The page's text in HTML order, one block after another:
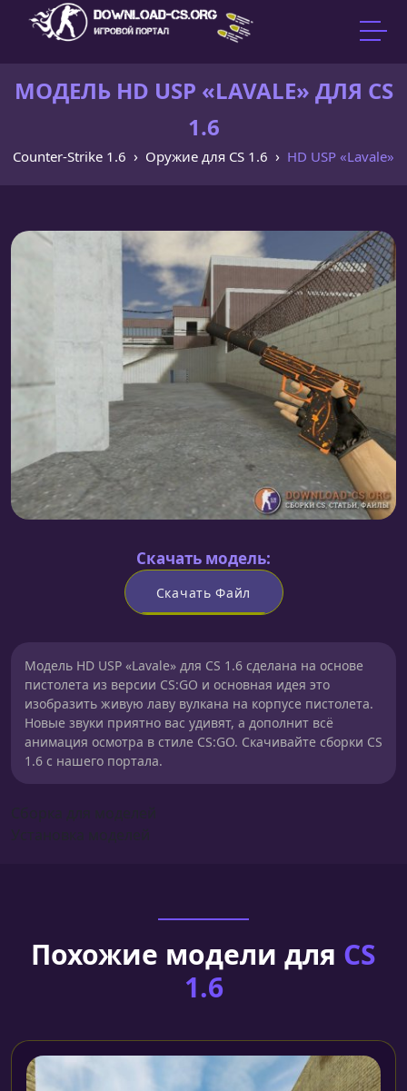
МОДЕЛЬ HD USP «LAVALE» ДЛЯ CS
1.6
Counter-Strike 1.6 Оружие для CS 1.6 HD USP «Lavale»
Скачать модель:
Скачать Файл
Модель HD USP «Lavale» для CS 1.6 сделана на основе
пистолета из версии CS:GO и основная идея это
изобразить живую лаву вулкана на корпусе пистолета.
Новые звуки приятно вас удивят, а дополнит всё
анимация осмотра в стиле CS:GO. Скачивайте сборки CS
1.6 с нашего портала.
Похожие модели для CS
1.6